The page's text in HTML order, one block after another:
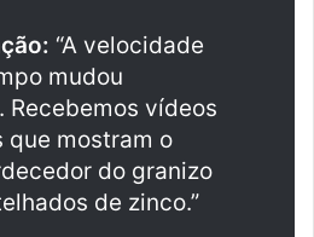
“A velocidade
mudou
Recebemos vídeos
que mostram o
do granizo
de zinco.”